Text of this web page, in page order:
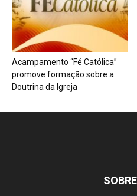
Acampamento “Fé Católica”
promove formação sobre a
Doutrina da Igreja